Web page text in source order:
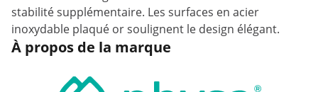
stabilité supplémentaire. Les surfaces en acier
inoxydable plaqué or soulignent le design élégant.
À propos de la marque